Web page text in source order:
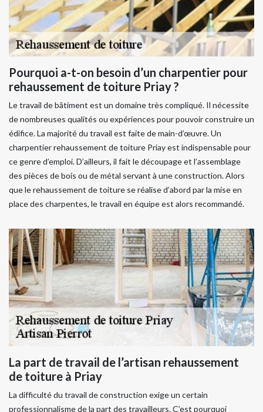
Pourquoi a-t-on besoin d’un charpentier pour
rehaussement de toiture Priay ?
Le travail de bâtiment est un domaine très compliqué. Il nécessite
de nombreuses qualités ou expériences pour pouvoir construire un
édifice. La majorité du travail est faite de main-d’œuvre. Un
charpentier rehaussement de toiture Priay est indispensable pour
ce genre d’emploi. D’ailleurs, il fait le découpage et l’assemblage
des pièces de bois ou de métal servant à une construction. Alors
que le rehaussement de toiture se réalise d’abord par la mise en
place des charpentes, le travail en équipe est alors recommandé.
La part de travail de l’artisan rehaussement
de toiture à Priay
La difficulté du travail de construction exige un certain
professionnalisme de la part des travailleurs. C’est pourquoi